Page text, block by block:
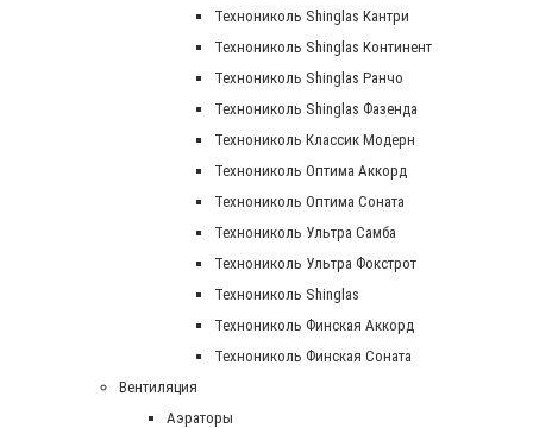
Технониколь Shinglas Кантри
Технониколь Shinglas Континент
Технониколь Shinglas Ранчо
Технониколь Shinglas Фазенда
Технониколь Классик Модерн
Технониколь Оптима Аккорд
Технониколь Оптима Соната
Технониколь Ультра Самба
Технониколь Ультра Фокстрот
Технониколь Shinglas
Технониколь Финская Аккорд
Технониколь Финская Соната
Вентиляция
Аэраторы